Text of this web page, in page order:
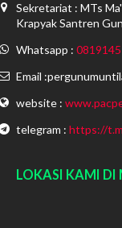
Sekretariat : MTs
Krapyak Santren
Whatsapp :
Email
website :
telegram : https://
LOKASI KAMI DI